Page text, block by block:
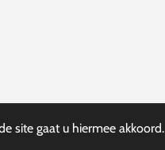
site gaat u hiermee akkoord.